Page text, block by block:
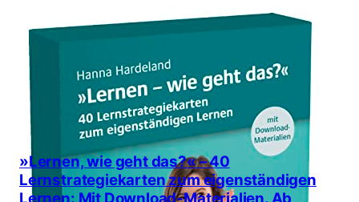
»Lernen, wie geht das?« – 40
Lernstrategiekarten zum eigenständigen